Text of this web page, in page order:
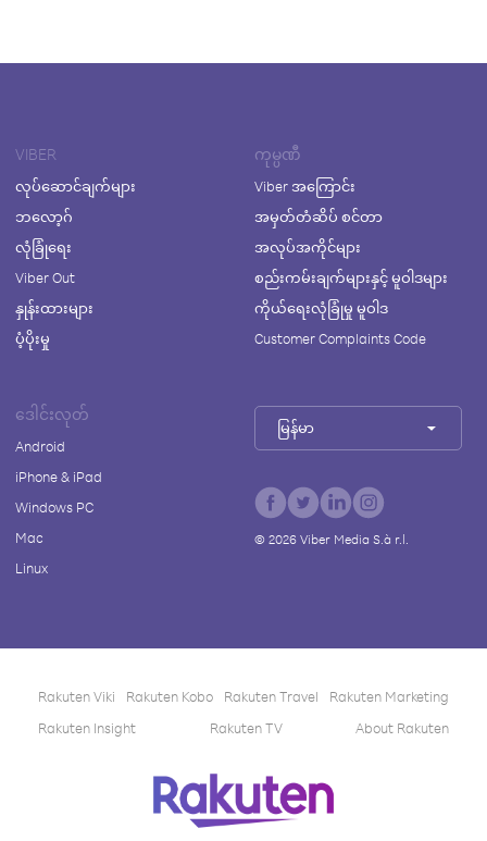
VIBER
လုပ်ဆောင်ချက်များ
ဘလော့ဂ်
လုံခြုံရေး
Viber Out
နှုန်းထားများ
ပံ့ပိုးမှု
ကုမ္ပဏီ
Viber အကြောင်း
အမှတ်တံဆိပ် စင်တာ
အလုပ်အကိုင်များ
စည်းကမ်းချက်များနှင့် မူဝါဒများ
ကိုယ်ရေးလုံခြုံမှု မူဝါဒ
Customer Complaints Code
ဒေါင်းလုတ်
Android
iPhone & iPad
Windows PC
Mac
Linux
မြန်မာ
© 2026Viber Media S.à r.l.
Rakuten Viki Rakuten Kobo Rakuten Travel
Rakuten Marketing
Rakuten Insight
Rakuten TV About Rakuten